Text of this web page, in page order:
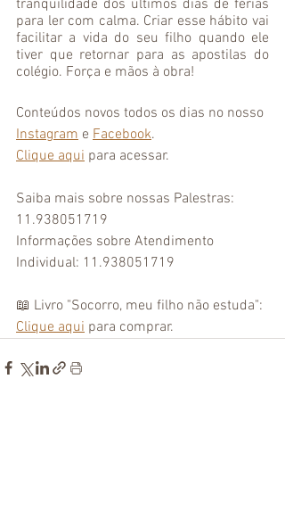
tranquilidade dos últimos dias de férias
para ler com calma. Criar esse hábito vai
facilitar a vida do seu filho quando ele
tiver que retornar para as apostilas do
colégio. Força e mãos à obra!
Conteúdos novos todos os dias no nosso
Instagram e Facebook.
Clique aqui para acessar.
Saiba mais sobre nossas Palestras:
11.938051719
Informações sobre Atendimento
Individual: 11.938051719
📖 Livro "Socorro, meu filho não estuda":
Clique aqui para comprar.